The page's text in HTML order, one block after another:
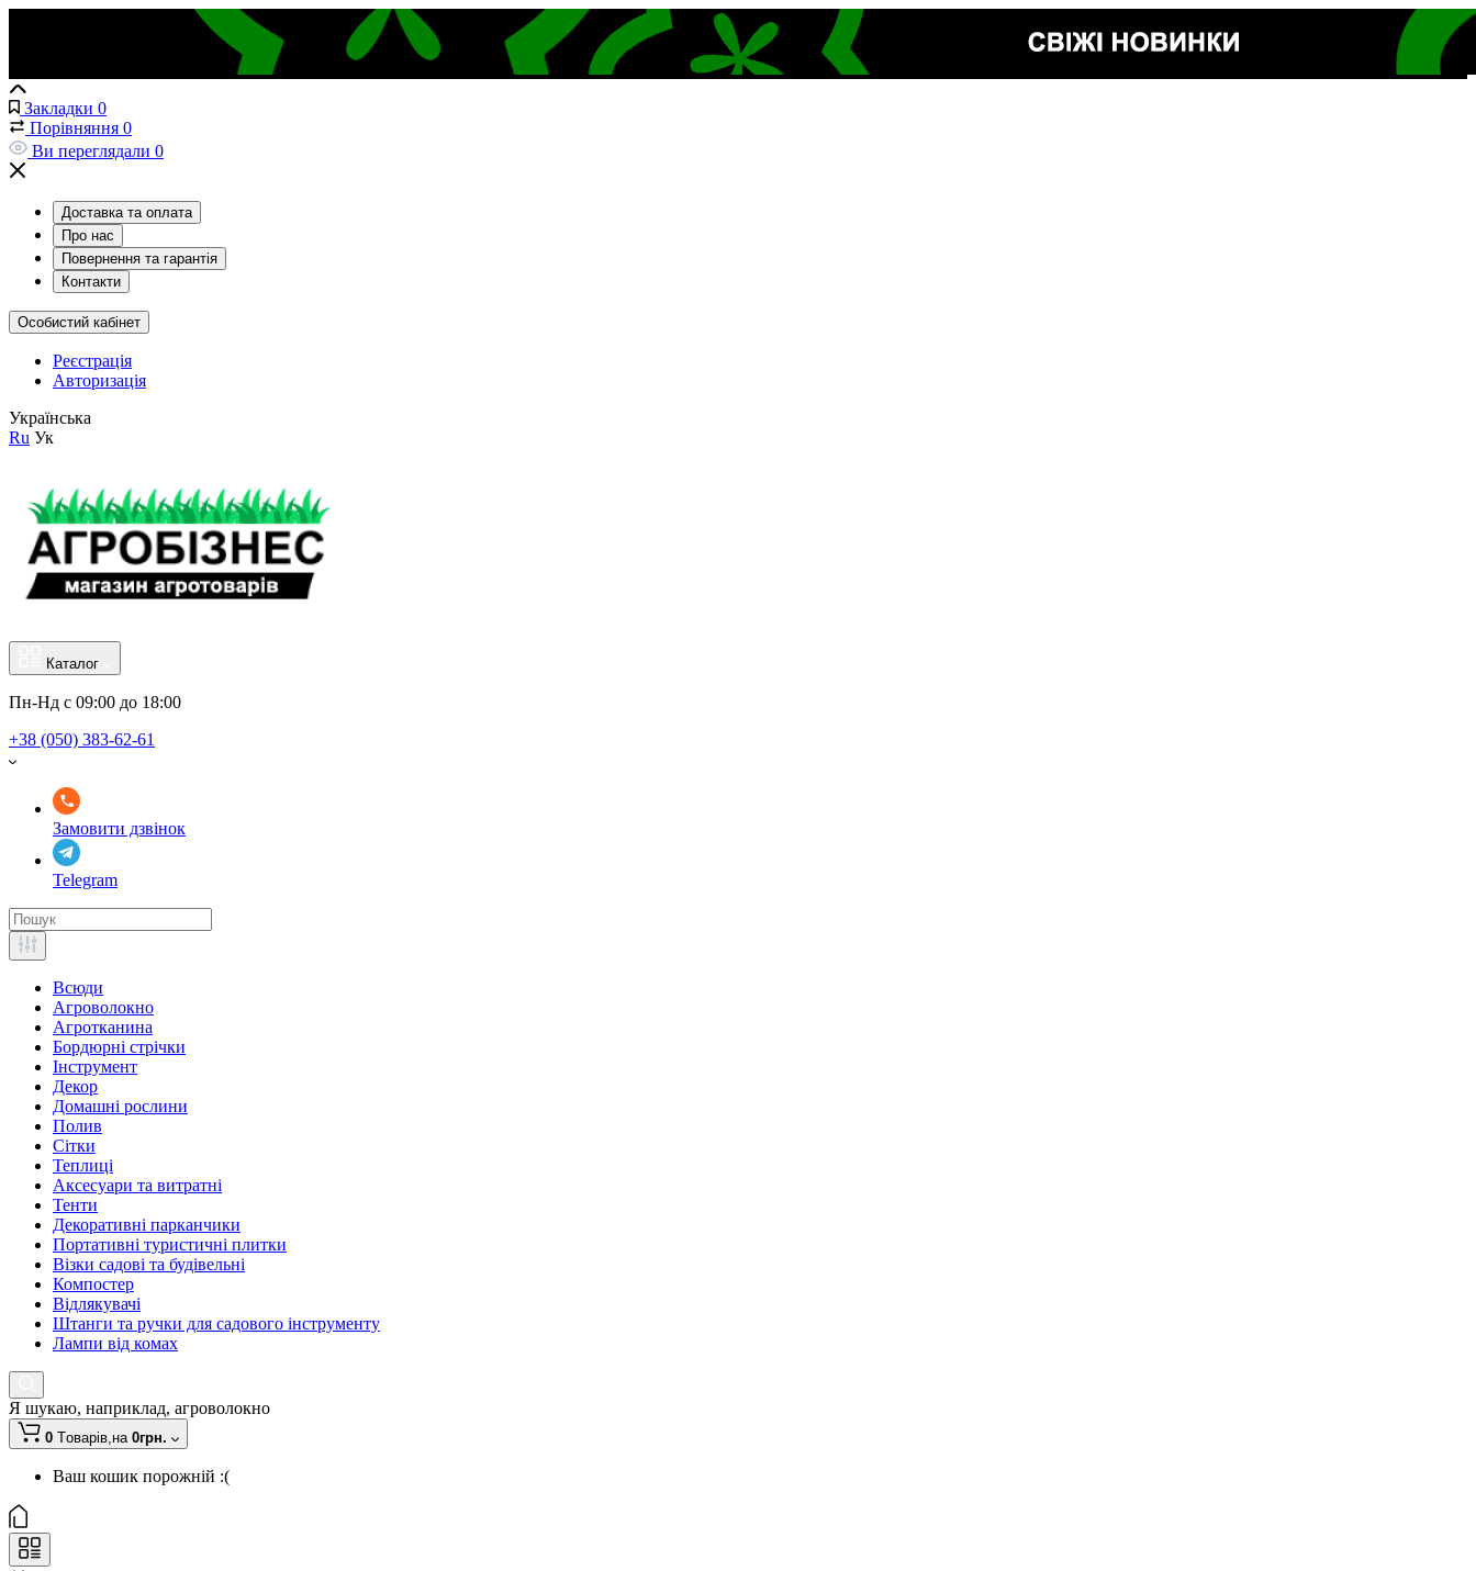
Закладки 0
Порівняння 0
Ви переглядали 0
Доставка та оплата
Про нас
Повернення та гарантія
Контакти
Особистий кабінет
Реєстрація
Авторизація
Українська
Ru Ук
Каталог
Пн-Нд с 09:00 до 18:00
+38 (050) 383-62-61
Замовити дзвінок
Telegram
Всюди
Агроволокно
Агротканина
Бордюрні стрічки
Інструмент
Декор
Домашні рослини
Полив
Сітки
Теплиці
Аксесуари та витратні
Тенти
Декоративні парканчики
Портативні туристичні плитки
Візки садові та будівельні
Компостер
Відлякувачі
Штанги та ручки для садового інструменту
Лампи від комах
Я шукаю, наприклад, агроволокно
0 Tоварів,на 0грн.
Ваш кошик порожній :(